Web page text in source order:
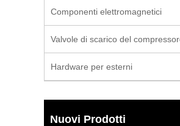
Componenti elettromagnetici
Valvole di scarico del
Hardware per esterni
Nuovi Prodotti